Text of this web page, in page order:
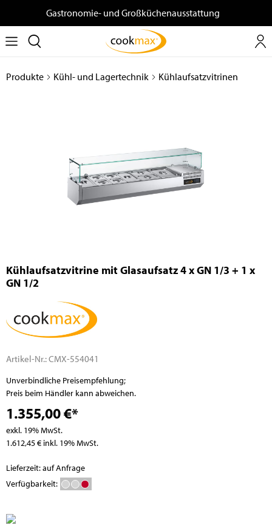
Gastronomie- und Großküchenausstattung
Produkte Kühl- und Lagertechnik Kühlaufsatzvitrinen
Kühlaufsatzvitrine mit Glasaufsatz 4 x GN 1/3 + 1 x
GN 1/2
Artikel-Nr.:CMX-554041
Unverbindliche Preisempfehlung;
Preis beim Händler kann abweichen.
1.355,00 €*
exkl. 19% MwSt.
1.612,45 € inkl. 19% MwSt.
Lieferzeit: auf Anfrage
Verfügbarkeit: